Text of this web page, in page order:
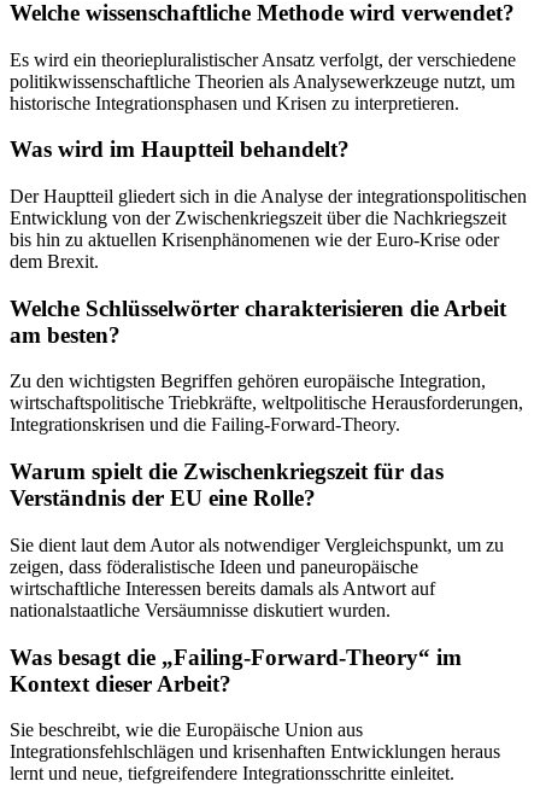
Welche wissenschaftliche Methode wird verwendet?
Es wird ein theoriepluralistischer Ansatz verfolgt, der verschiedene
politikwissenschaftliche Theorien als Analysewerkzeuge nutzt, um
historische Integrationsphasen und Krisen zu interpretieren.
Was wird im Hauptteil behandelt?
Der Hauptteil gliedert sich in die Analyse der integrationspolitischen
Entwicklung von der Zwischenkriegszeit über die Nachkriegszeit
bis hin zu aktuellen Krisenphänomenen wie der Euro-Krise oder
dem Brexit.
Welche Schlüsselwörter charakterisieren die Arbeit
am besten?
Zu den wichtigsten Begriffen gehören europäische Integration,
wirtschaftspolitische Triebkräfte, weltpolitische Herausforderungen,
Integrationskrisen und die Failing-Forward-Theory.
Warum spielt die Zwischenkriegszeit für das
Verständnis der EU eine Rolle?
Sie dient laut dem Autor als notwendiger Vergleichspunkt, um zu
zeigen, dass föderalistische Ideen und paneuropäische
wirtschaftliche Interessen bereits damals als Antwort auf
nationalstaatliche Versäumnisse diskutiert wurden.
Was besagt die „Failing-Forward-Theory“ im
Kontext dieser Arbeit?
Sie beschreibt, wie die Europäische Union aus
Integrationsfehlschlägen und krisenhaften Entwicklungen heraus
lernt und neue, tiefgreifendere Integrationsschritte einleitet.